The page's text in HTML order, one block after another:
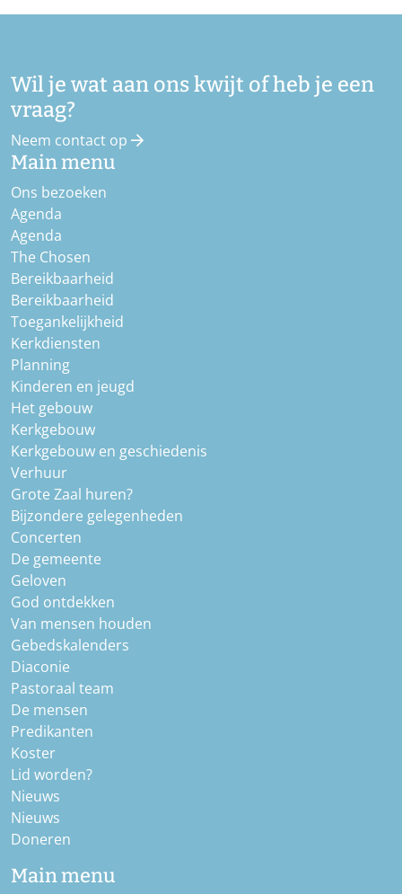
Wil je wat aan ons kwijt of heb je een
vraag?
Neem contact op
Main menu
Ons bezoeken
Agenda
Agenda
The Chosen
Bereikbaarheid
Bereikbaarheid
Toegankelijkheid
Kerkdiensten
Planning
Kinderen en jeugd
Het gebouw
Kerkgebouw
Kerkgebouw en geschiedenis
Verhuur
Grote Zaal huren?
Bijzondere gelegenheden
Concerten
De gemeente
Geloven
God ontdekken
Van mensen houden
Gebedskalenders
Diaconie
Pastoraal team
De mensen
Predikanten
Koster
Lid worden?
Nieuws
Nieuws
Doneren
Main menu